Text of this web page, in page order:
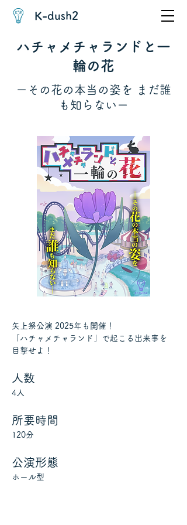
K-dush2
ハチャメチャランドと一
輪の花
ーその花の本当の姿を まだ誰
も知らないー
矢上祭公演 2025年も開催！
「ハチャメチャランド」で起こる出来事を
目撃せよ！
人数
4人
所要時間
120分
公演形態
ホール型